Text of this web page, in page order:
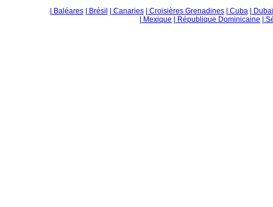
| Baléares
| Brésil | Canaries | Croisières Grenadines | Cuba
| Dubaï
| Mexique
| République Dominicaine |